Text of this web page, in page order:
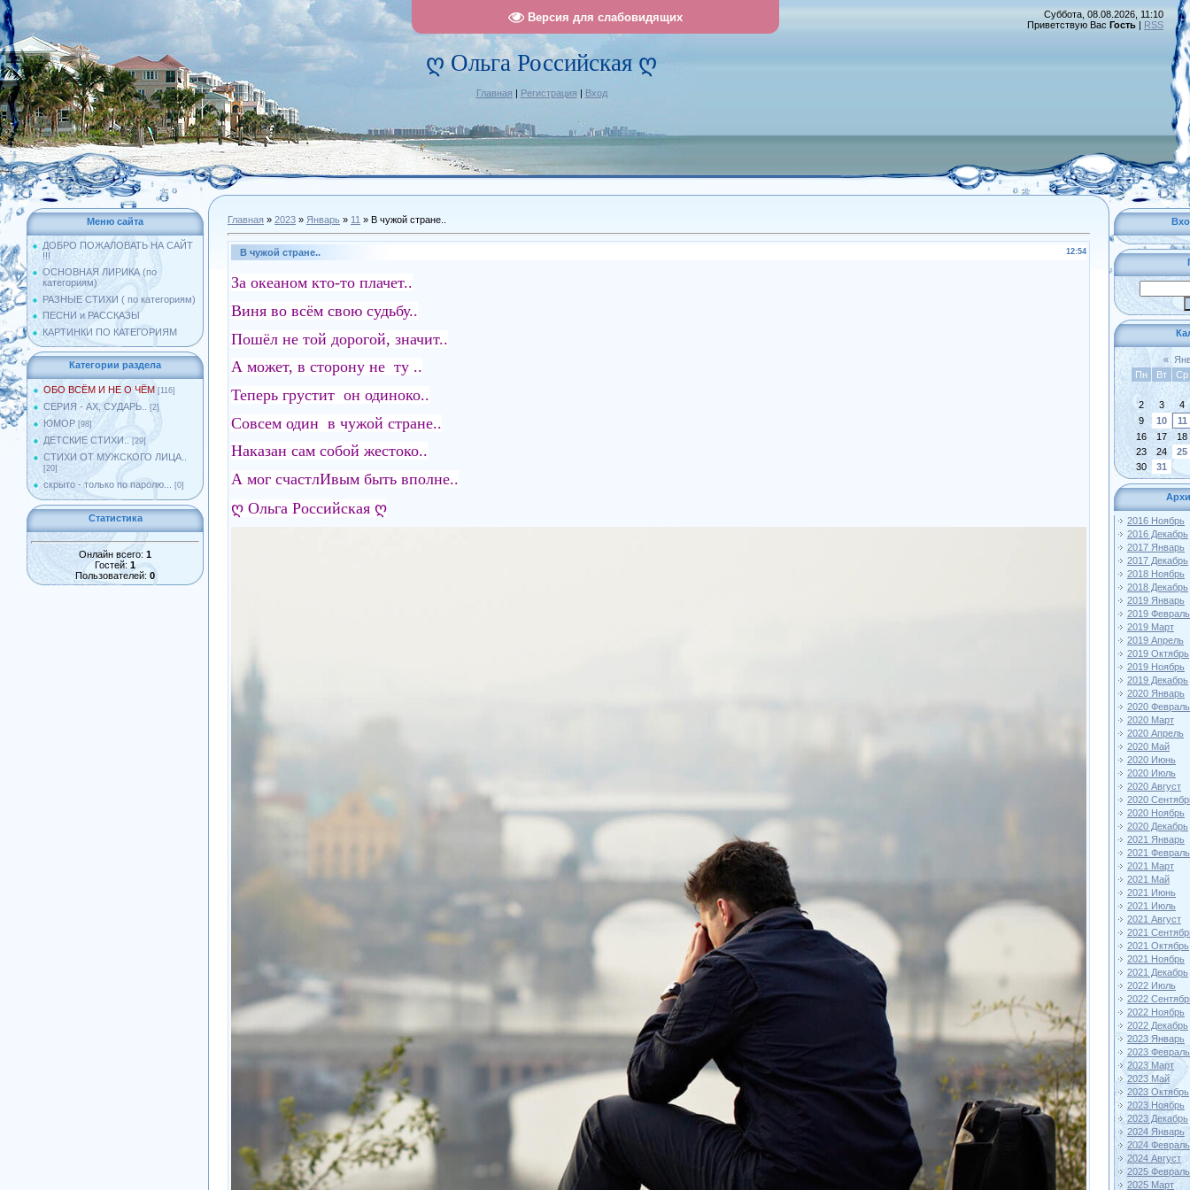
Версия для слабовидящих
ღ Ольга Российская ღ
Главная | Регистрация | Вход
Суббота, 08.08.2026, 11:10
Приветствую Вас Гость | RSS
Меню сайта
ДОБРО ПОЖАЛОВАТЬ НА САЙТ
!!!
ОСНОВНАЯ ЛИРИКА (по
категориям)
РАЗНЫЕ СТИХИ ( по категориям)
ПЕСНИ и РАССКАЗЫ
КАРТИНКИ ПО КАТЕГОРИЯМ
Категории раздела
ОБО ВСЁМ И НЕ О ЧЁМ [116]
СЕРИЯ - АХ, СУДАРЬ.. [2]
ЮМОР [98]
ДЕТСКИЕ СТИХИ.. [29]
СТИХИ ОТ МУЖСКОГО ЛИЦА..
[20]
скрыто - только по паролю... [0]
Статистика
Онлайн всего: 1
Гостей: 1
Пользователей: 0
Главная » 2023 » Январь » 11 » В чужой стране..
12:54
В чужой стране..
За океаном кто-то плачет..
Виня во всём свою судьбу..
Пошёл не той дорогой, значит..
А может, в сторону не ту ..
Теперь грустит он одиноко..
Совсем один в чужой стране..
Наказан сам собой жестоко..
А мог счастлИвым быть вполне..
ღ Ольга Российская ღ
«
Пн
Вт Ср
2 3
4
9
10
11
16
17
18
23
24
25
30
31
2016 Ноябрь
2016 Декабрь
2017 Январь
2017 Декабрь
2018 Ноябрь
2018 Декабрь
2019 Январь
2019 Февраль
2019 Март
2019 Апрель
2019 Октябрь
2019 Ноябрь
2019 Декабрь
2020 Январь
2020 Февраль
2020 Март
2020 Апрель
2020 Май
2020 Июнь
2020 Июль
2020 Август
2020
2020 Ноябрь
2020 Декабрь
2021 Январь
2021 Февраль
2021 Март
2021 Май
2021 Июнь
2021 Июль
2021 Август
2021
2021 Октябрь
2021 Ноябрь
2021 Декабрь
2022 Июль
2022
2022 Ноябрь
2022 Декабрь
2023 Январь
2023 Февраль
2023 Март
2023 Май
2023 Октябрь
2023 Ноябрь
2023 Декабрь
2024 Январь
2024 Февраль
2024 Август
2025 Февраль
2025 Март